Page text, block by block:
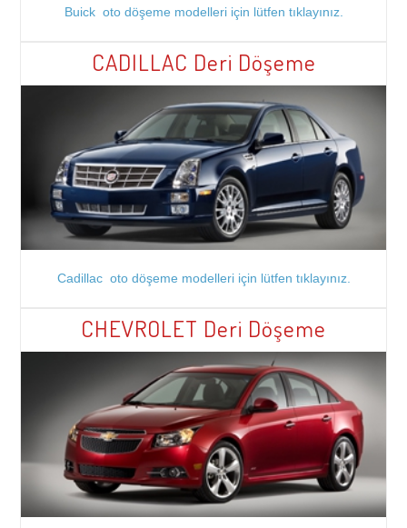
Buick oto döşeme modelleri için lütfen tıklayınız.
CADILLAC Deri Döşeme
Cadillac oto döşeme modelleri için lütfen tıklayınız.
CHEVROLET Deri Döşeme